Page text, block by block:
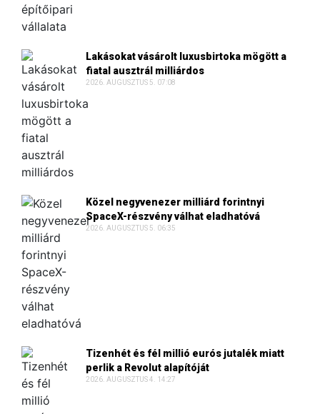
Lakásokat vásárolt luxusbirtoka mögött a
fiatal ausztrál milliárdos
2026. AUGUSZTUS 5. 07:08
Közel negyvenezer milliárd forintnyi
SpaceX-részvény válhat eladhatóvá
2026. AUGUSZTUS 5. 06:35
Tizenhét és fél millió eurós jutalék miatt
perlik a Revolut alapítóját
2026. AUGUSZTUS 4. 14:27